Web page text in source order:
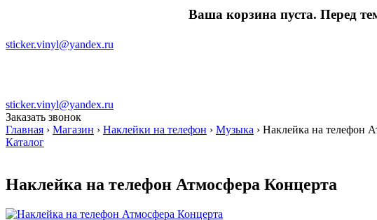
Ваша корзина пуста. Перед
sticker.vinyl@yandex.ru
sticker.vinyl@yandex.ru
Заказать звонок
Главная › Магазин › Наклейки на телефон › Музыка › Наклейка на телефон
Каталог
Наклейка на телефон Атмосфера Концерта